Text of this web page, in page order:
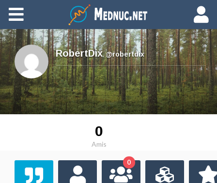
Ajouter du contenu
RobertDix,@robertdix
0
Amis
0